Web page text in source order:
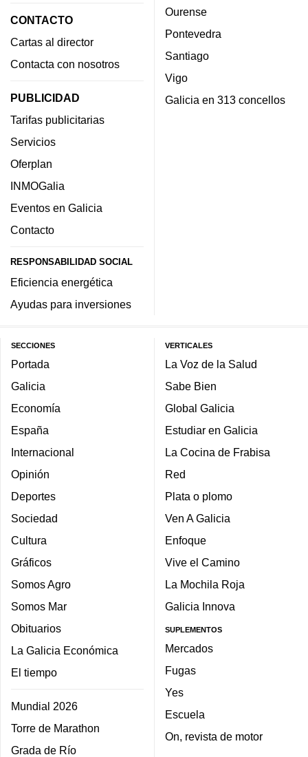
CONTACTO
Cartas al director
Contacta con nosotros
PUBLICIDAD
Tarifas publicitarias
Servicios
Oferplan
INMOGalia
Eventos en Galicia
Contacto
RESPONSABILIDAD SOCIAL
Eficiencia energética
Ayudas para inversiones
Ourense
Pontevedra
Santiago
Vigo
Galicia en 313 concellos
SECCIONES
Portada
Galicia
Economía
España
Internacional
Opinión
Deportes
Sociedad
Cultura
Gráficos
Somos Agro
Somos Mar
Obituarios
La Galicia Económica
El tiempo
Mundial 2026
Torre de Marathon
Grada de Río
VERTICALES
La Voz de la Salud
Sabe Bien
Global Galicia
Estudiar en Galicia
La Cocina de Frabisa
Red
Plata o plomo
Ven A Galicia
Enfoque
Vive el Camino
La Mochila Roja
Galicia Innova
SUPLEMENTOS
Mercados
Fugas
Yes
Escuela
On, revista de motor